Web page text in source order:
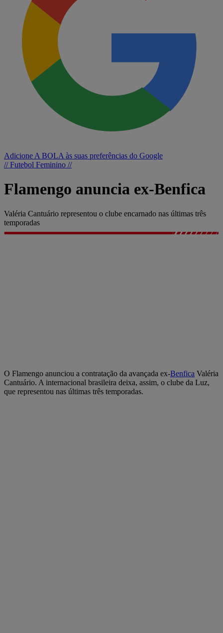
Adicione A BOLA às suas preferências do Google
// Futebol Feminino //
Flamengo anuncia ex-Benfica
Valéria Cantuário representou o clube encarnado nas últimas três
temporadas
O Flamengo anunciou a contratação da avançada ex-Benfica Valéria
Cantuário. A internacional brasileira deixa, assim, o clube da Luz,
que representou nas últimas três temporadas.